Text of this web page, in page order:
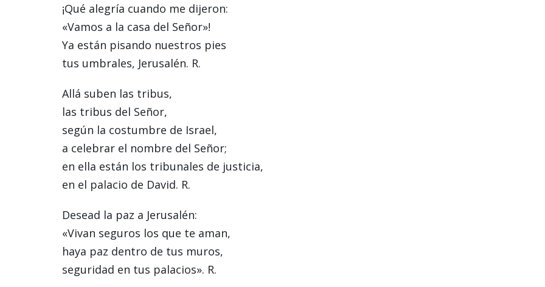
¡Qué alegría cuando me dijeron:
«Vamos a la casa del Señor»!
Ya están pisando nuestros pies
tus umbrales, Jerusalén. R.
Allá suben las tribus,
las tribus del Señor,
según la costumbre de Israel,
a celebrar el nombre del Señor;
en ella están los tribunales de justicia,
en el palacio de David. R.
Desead la paz a Jerusalén:
«Vivan seguros los que te aman,
haya paz dentro de tus muros,
seguridad en tus palacios». R.